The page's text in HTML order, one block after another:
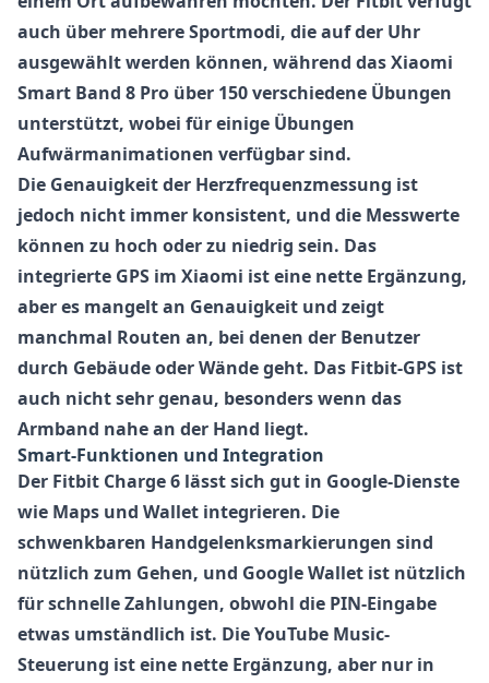
auch über mehrere Sportmodi, die auf der Uhr
ausgewählt werden können, während dasXiaomi
Smart Band 8 Pro über 150 verschiedene Übungen
unterstützt, wobei für einige Übungen
Aufwärmanimationen verfügbar sind.
Die Genauigkeit der Herzfrequenzmessung ist
jedoch nicht immer konsistent, und die Messwerte
können zu hoch oder zu niedrig sein. Das
integrierte GPS im Xiaomi ist eine nette Ergänzung,
aber es mangelt an Genauigkeit und zeigt
manchmal Routen an, bei denen der Benutzer
durch Gebäude oder Wände geht. Das Fitbit-GPS ist
auch nicht sehr genau, besonders wenn das
Armband nahe an der Hand liegt.
Smart-Funktionen und Integration
Der Fitbit Charge 6 lässt sich gut in Google-Dienste
wie Maps und Wallet integrieren. Die
schwenkbaren Handgelenksmarkierungen sind
nützlich zum Gehen, und Google Wallet ist nützlich
für schnelle Zahlungen, obwohl die PIN-Eingabe
etwas umständlich ist. Die YouTube Music-
Steuerung ist eine nette Ergänzung, aber nur in